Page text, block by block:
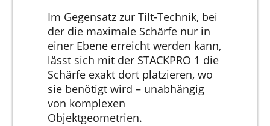
Im Gegensatz zur Tilt-Technik, bei
der die maximale Schärfe nur in
einer Ebene erreicht werden kann,
lässt sich mit der STACKPRO 1 die
Schärfe exakt dort platzieren, wo
sie benötigt wird – unabhängig
von komplexen
Objektgeometrien.